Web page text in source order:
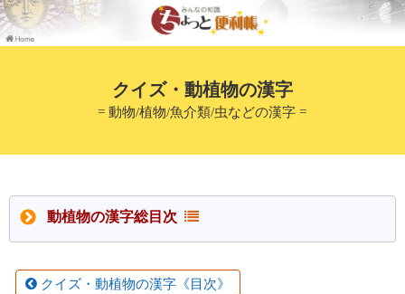
クイズ・動植物の漢字
= 動物/植物/魚介類/虫などの漢字 =
動植物の漢字総目次
クイズ・動植物の漢字《目次》